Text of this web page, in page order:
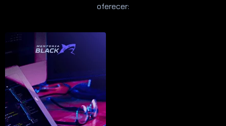
oferecer: